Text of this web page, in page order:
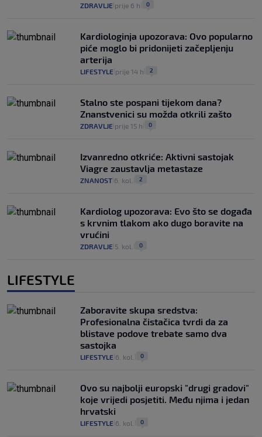
ZDRAVLJE prije 6 h 0
Kardiologinja upozorava: Ovo popularno
piće moglo bi pridonijeti začepljenju
arterija
LIFESTYLE prije 14 h 2
Stalno ste pospani tijekom dana?
Znanstvenici su možda otkrili zašto
ZDRAVLJE prije 15 h 0
Izvanredno otkriće: Aktivni sastojak
Viagre zaustavlja metastaze
ZNANOST 6. kol. 2
Kardiolog upozorava: Evo što se događa
s krvnim tlakom ako dugo boravite na
vrućini
ZDRAVLJE 5. kol. 0
LIFESTYLE
Zaboravite skupa sredstva:
Profesionalna čistačica tvrdi da za
blistave podove trebate samo dva
sastojka
LIFESTYLE 6. kol. 0
Ovo su najbolji europski "drugi gradovi"
koje vrijedi posjetiti. Među njima i jedan
hrvatski
LIFESTYLE 6. kol. 0